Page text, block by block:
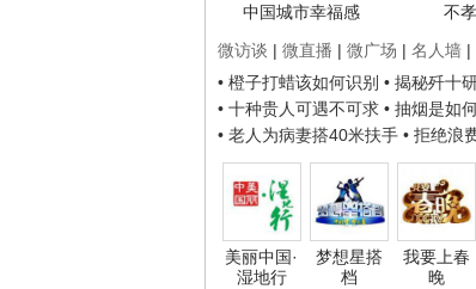
中国城市幸福感
不
微访谈 | 微直播 | 微广场 | 名人墙 |
• 橙子打蜡该如何识别 • 揭秘歼十
• 十种贵人可遇不可求 • 抽烟是如
• 老人为病妻搭40米扶手 • 拒绝浪
美丽中国·
湿地行
梦想星搭
档
我要上春
晚